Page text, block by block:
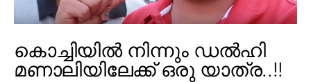
കൊച്ചിയിൽ നിന്നും ഡൽഹി
മണാലിയിലേക്ക് ഒരു യാത്ര..!!